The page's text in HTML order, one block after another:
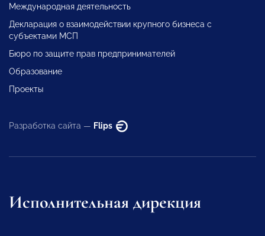
Международная деятельность
Декларация о взаимодействии крупного бизнеса с
субъектами МСП
Бюро по защите прав предпринимателей
Образование
Проекты
Разработка сайта — Flips
Исполнительная дирекция